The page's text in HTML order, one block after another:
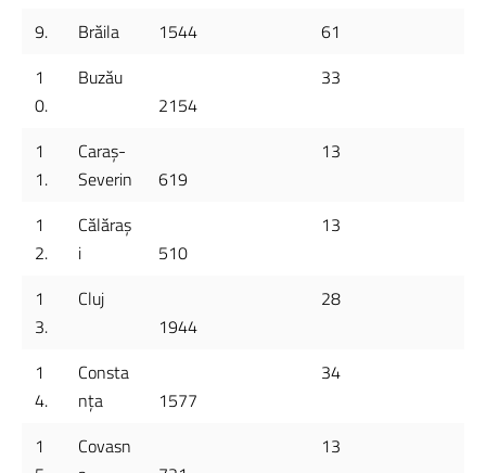
9.
Brăila 1544
61
1
0.
Buzău
2154
33
1
1.
Caraș-
Severin
619
13
1
2.
Călăraș
i
510
13
1
3.
Cluj
1944
28
1
4.
Consta
nța
1577
34
1
Covasn
13